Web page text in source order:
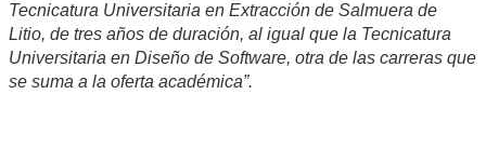
Tecnicatura Universitaria en Extracción de Salmuera de
Litio, de tres años de duración, al igual que la Tecnicatura
Universitaria en Diseño de Software, otra de las carreras que
se suma a la oferta académica”.